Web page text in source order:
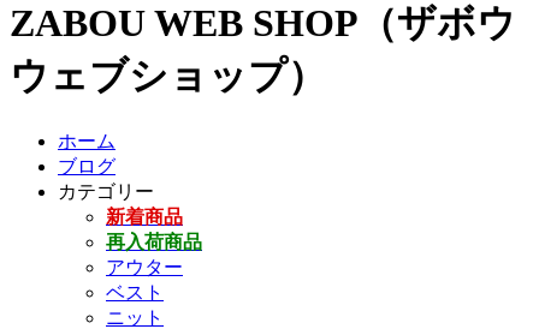
ZABOU WEB SHOP（ザボウ
ウェブショップ）
ホーム
ブログ
カテゴリー
新着商品
再入荷商品
アウター
ベスト
ニット